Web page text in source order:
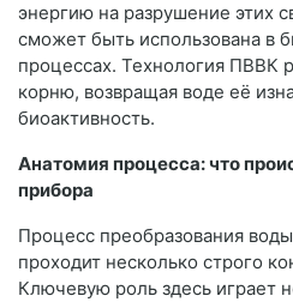
энергию на разрушение этих
сможет быть использована в
процессах. Технология ПВВК
корню, возвращая воде её
биоактивность.
Анатомия процесса: что
прибора
Процесс преобразования
проходит несколько строго
Ключевую роль здесь играет